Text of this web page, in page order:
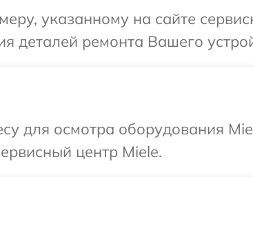
указанному на сайте
деталей ремонта Вашего
для осмотра оборудования
центр Miele.